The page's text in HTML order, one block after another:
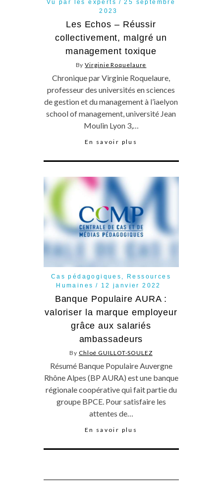
Vu par les experts
25 septembre
2023
Les Echos – Réussir
collectivement, malgré un
management toxique
ByVirginie Roquelaure
Chronique par Virginie Roquelaure,
professeur des universités en sciences
de gestion et du management à l’iaelyon
school of management, université Jean
Moulin Lyon 3,…
En savoir plus
Cas pédagogiques ,
Ressources
Humaines
12 janvier 2022
Banque Populaire AURA :
valoriser la marque employeur
grâce aux salariés
ambassadeurs
By Chloé GUILLOT-SOULEZ
Résumé Banque Populaire Auvergne
Rhône Alpes (BP AURA) est une banque
régionale coopérative qui fait partie du
groupe BPCE. Pour satisfaire les
attentes de…
En savoir plus